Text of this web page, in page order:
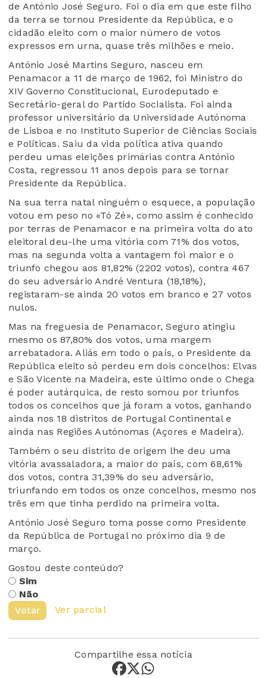
de António José Seguro. Foi o dia em que este filho
da terra se tornou Presidente da República, e o
cidadão eleito com o maior número de votos
expressos em urna, quase três milhões e meio.
António José Martins Seguro, nasceu em
Penamacor a 11 de março de 1962, foi Ministro do
XIV Governo Constitucional, Eurodeputado e
Secretário-geral do Partido Socialista. Foi ainda
professor universitário da Universidade Autónoma
de Lisboa e no Instituto Superior de Ciências Sociais
e Políticas. Saiu da vida política ativa quando
perdeu umas eleições primárias contra António
Costa, regressou 11 anos depois para se tornar
Presidente da República.
Na sua terra natal ninguém o esquece, a população
votou em peso no «Tó Zé», como assim é conhecido
por terras de Penamacor e na primeira volta do ato
eleitoral deu-lhe uma vitória com 71% dos votos,
mas na segunda volta a vantagem foi maior e o
triunfo chegou aos 81,82% (2202 votos), contra 467
do seu adversário André Ventura (18,18%),
registaram-se ainda 20 votos em branco e 27 votos
nulos.
Mas na freguesia de Penamacor, Seguro atingiu
mesmo os 87,80% dos votos, uma margem
arrebatadora. Aliás em todo o país, o Presidente da
República eleito só perdeu em dois concelhos: Elvas
e São Vicente na Madeira, este último onde o Chega
é poder autárquica, de resto somou por triunfos
todos os concelhos que já foram a votos, ganhando
ainda nos 18 distritos de Portugal Continental e
ainda nas Regiões Autónomas (Açores e Madeira).
Também o seu distrito de origem lhe deu uma
vitória avassaladora, a maior do país, com 68,61%
dos votos, contra 31,39% do seu adversário,
triunfando em todos os onze concelhos, mesmo nos
três em que tinha perdido na primeira volta.
António José Seguro toma posse como Presidente
da República de Portugal no próximo dia 9 de
março.
Gostou deste conteúdo?
Sim
Não
Votar
Ver parcial
Compartilhe essa notícia